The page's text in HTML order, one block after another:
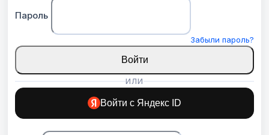
Пароль
Забыли пароль?
Войти
ИЛИ
Войти с Яндекс ID